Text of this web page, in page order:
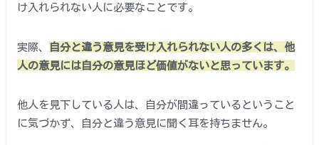
け入れられない人に必要なことです。
実際、
自分と違う意見を受け入れられない人の多くは、他
人の意見には自分の意見ほど価値がないと思っています。
他人を見下している人は、自分が間違っているということ
に気づかず、自分と違う意見に聞く耳を持ちません。